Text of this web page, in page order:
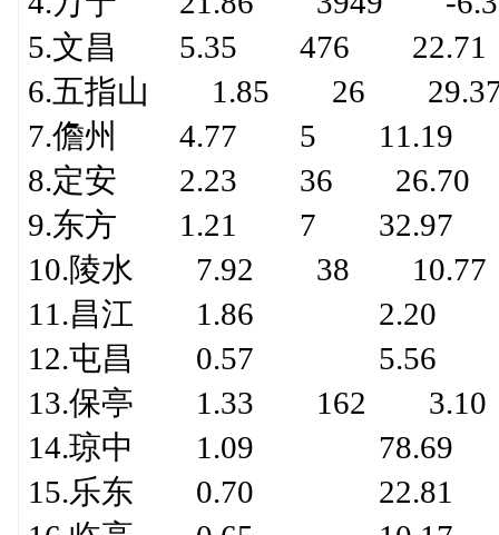
5.文昌 5.35 476
6.五指山 1.85 26
7.儋州 4.77 5 11.19
8.定安 2.23 36
9.东方 1.21 7 32.97
10.陵水 7.92 38
11.昌江 1.86
12.屯昌 0.57
13.保亭 1.33 162
14.琼中 1.09 78.69
15.乐东 0.70